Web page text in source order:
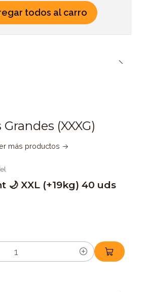
todos al carro
Grandes (XXXG)
más productos
🌙 XXL (+19kg) 40 uds